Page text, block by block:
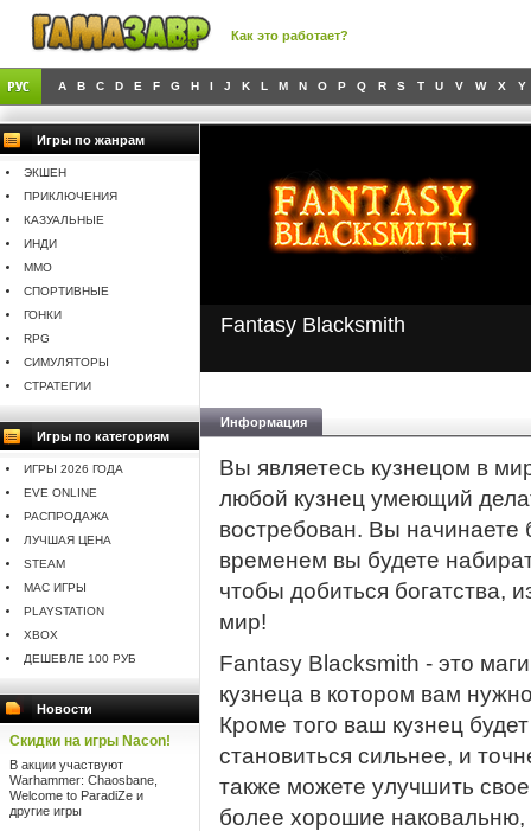
Как это работает?
A B C D E F G H I J K L M N O P Q R S T U V W X Y
Игры по жанрам
ЭКШЕН
ПРИКЛЮЧЕНИЯ
КАЗУАЛЬНЫЕ
ИНДИ
MMO
СПОРТИВНЫЕ
ГОНКИ
RPG
СИМУЛЯТОРЫ
СТРАТЕГИИ
Игры по категориям
ИГРЫ 2026 ГОДА
EVE ONLINE
РАСПРОДАЖА
ЛУЧШАЯ ЦЕНА
STEAM
MAC ИГРЫ
PLAYSTATION
XBOX
ДЕШЕВЛЕ 100 РУБ
Новости
Скидки на игры Nacon!
В акции участвуют
Warhammer: Chaosbane,
Welcome to ParadiZe и
другие игры
Fantasy Blacksmith
Информация
Вы являетесь кузнецом в
любой кузнец умеющий
востребован. Вы
временем вы будете
чтобы добиться богатства,
мир!
Fantasy Blacksmith - это
кузнеца в котором вам
Кроме того ваш кузнец
становиться сильнее, и
также можете улучшить
более хорошие